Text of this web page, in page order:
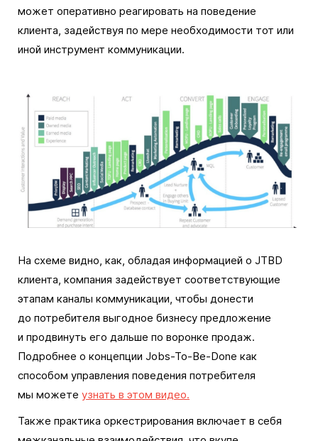
может оперативно реагировать на поведение
клиента, задействуя по мере необходимости тот или
иной инструмент коммуникации.
На схеме видно, как, обладая информацией о JTBD
клиента, компания задействует соответствующие
этапам каналы коммуникации, чтобы донести
до потребителя выгодное бизнесу предложение
и продвинуть его дальше по воронке продаж.
Подробнее о концепции Jobs-To-Be-Done как
способом управления поведения потребителя
мы можете узнать в этом видео.
Также практика оркестрирования включает в себя